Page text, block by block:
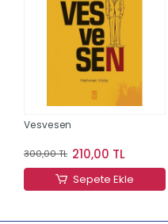
Vesvesen
300,00 TL 210,00 TL
Sepete Ekle